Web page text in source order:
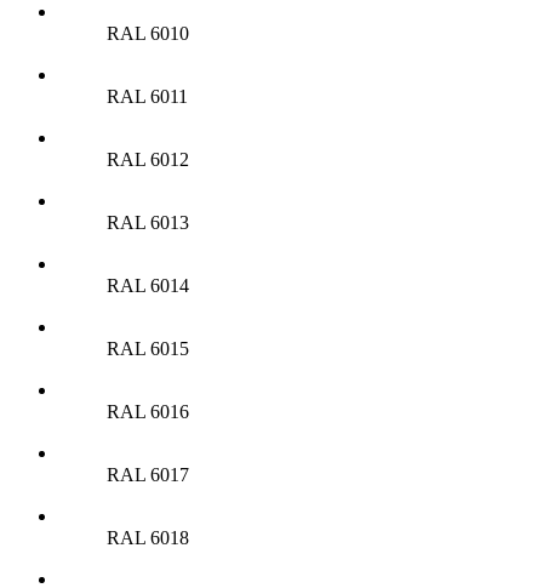
RAL 6010
RAL 6011
RAL 6012
RAL 6013
RAL 6014
RAL 6015
RAL 6016
RAL 6017
RAL 6018